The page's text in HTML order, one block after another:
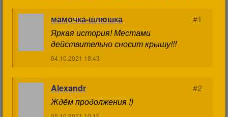
мамочка-шлюшка
#1
Яркая история! Местами
действительно сносит крышу!!!
04.10.2021 18:43
Alexandr
#2
Ждём продолжения !)